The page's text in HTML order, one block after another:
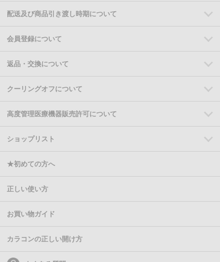
配送及び商品引き渡し時期について
会員登録について
返品・交換について
クーリングオフについて
高度管理医療機器販売許可について
ショップリスト
★初めての方へ
正しい使い方
お買い物ガイド
カラコンの正しい開け方